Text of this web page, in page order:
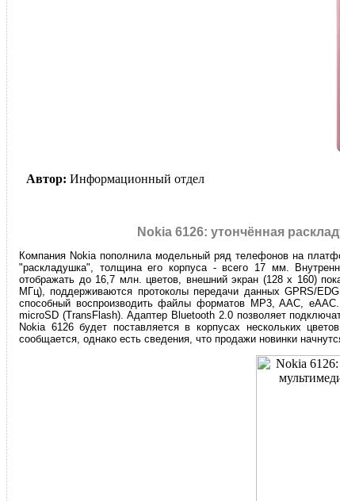
Автор: Информационный отдел
Nokia 6126: утончённая
Компания Nokia пополнила модельный ряд телефонов на
"раскладушка", толщина его корпуса - всего 17 мм.
отображать до 16,7 млн. цветов, внешний экран (128 x 160)
МГц), поддерживаются протоколы передачи данных GPRS/
способный воспроизводить файлы форматов MP3, AAC,
microSD (TransFlash). Адаптер Bluetooth 2.0 позволяет
Nokia 6126 будет поставляется в корпусах нескольких
сообщается, однако есть сведения, что продажи новинки